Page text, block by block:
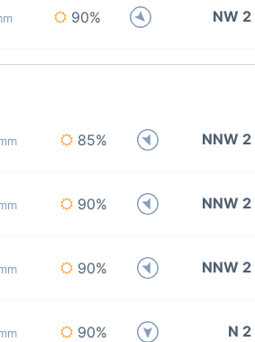
90% NW 2
85% NNW 2
90% NNW 2
90% NNW 2
90% N 2